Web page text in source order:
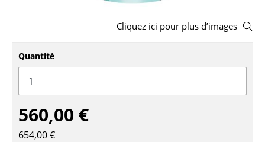
Chaises de bureau
Chaises de conférence
Fauteuils de direction
Pièces détachées
Cliquez ici pour plus d’images
Quantité
560,00 €
654,00 €